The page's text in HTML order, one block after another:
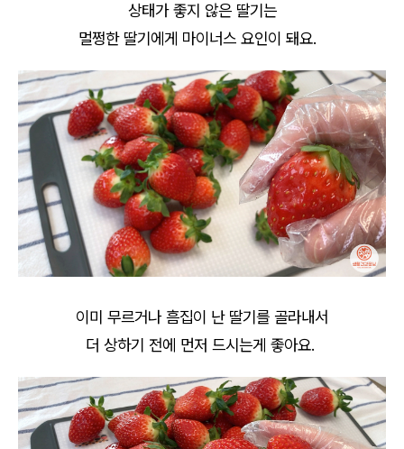
상태가 좋지 않은 딸기는
멀쩡한 딸기에게 마이너스 요인이 돼요.
이미 무르거나 흠집이 난 딸기를 골라내서
더 상하기 전에 먼저 드시는게 좋아요.